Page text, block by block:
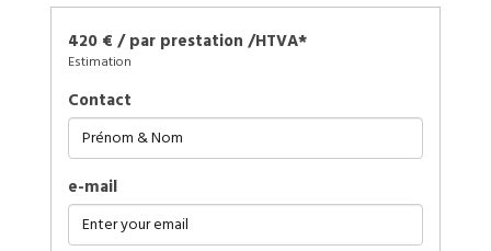
420 € / par prestation /HTVA*
Estimation
Contact
e-mail